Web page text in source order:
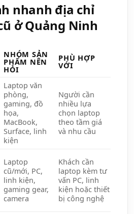
nhanh địa chỉ
ở Quảng Ninh
NHÓM SẢN
PHẨM NÊN
HỎI
PHÙ HỢP
VỚI
Laptop văn
phòng,
gaming, đồ
họa,
MacBook,
Surface, linh
kiện
Người cần
nhiều lựa
chọn laptop
theo tầm giá
và nhu cầu
Laptop
cũ/mới, PC,
linh kiện,
gaming gear,
camera
Khách cần
laptop kèm tư
vấn PC, linh
kiện hoặc thiết
bị công nghệ